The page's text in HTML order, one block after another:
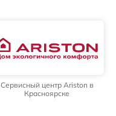
Сервисный центр Ariston в
Красноярске